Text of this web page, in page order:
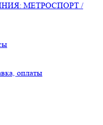
МЕТРОСПОРТ /
оплаты